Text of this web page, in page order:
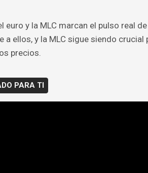
euro y la MLC marcan el pulso real
a ellos, y la MLC sigue siendo
precios.
PARA TI